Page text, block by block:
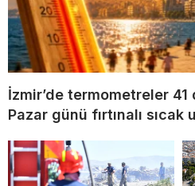
İzmir’de termometreler 41
Pazar günü fırtınalı sıcak